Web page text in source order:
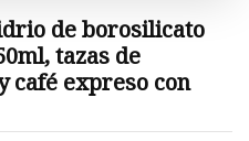
de borosilicato
tazas de
café expreso con